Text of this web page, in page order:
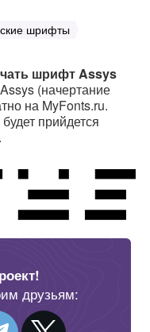
шрифты
шрифт Assys
(начертание
на MyFonts.ru.
прийдется
друзьям: